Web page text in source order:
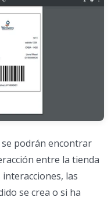
se podrán encontrar
entre la tienda
las
se crea o si ha